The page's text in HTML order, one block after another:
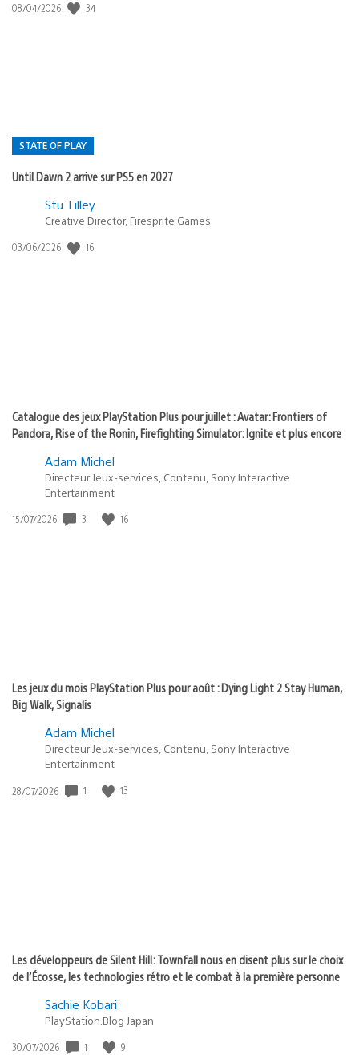
Date
08/04/2026 34
STATE OF PLAY
Until Dawn 2 arrive sur PS5 en 2027
Postée
:
Stu Tilley
Creative Director, Firesprite Games
Date
03/06/2026 16
Catalogue des jeux PlayStation Plus pour juillet : Avatar: Frontiers of
Pandora, Rise of the Ronin, Firefighting Simulator: Ignite et plus encore
Adam Michel
Directeur Jeux-services, Contenu, Sony Interactive
Entertainment
Date
15/07/2026 3 16
Les jeux du mois PlayStation Plus pour août : Dying Light 2 Stay Human,
Big Walk, Signalis
Adam Michel
Directeur Jeux-services, Contenu, Sony Interactive
Entertainment
Date
28/07/2026 1 13
Les développeurs de Silent Hill: Townfall nous en disent plus sur le choix
de l’Écosse, les technologies rétro et le combat à la première personne
Sachie Kobari
PlayStation.Blog Japan
Date
30/07/2026 1 9